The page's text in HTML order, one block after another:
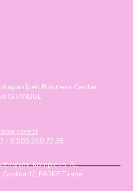
İpek Business Center
İSTANBUL
/ 0 505 260 72 38
Kompleksi AL-
12; FARKE Tirane